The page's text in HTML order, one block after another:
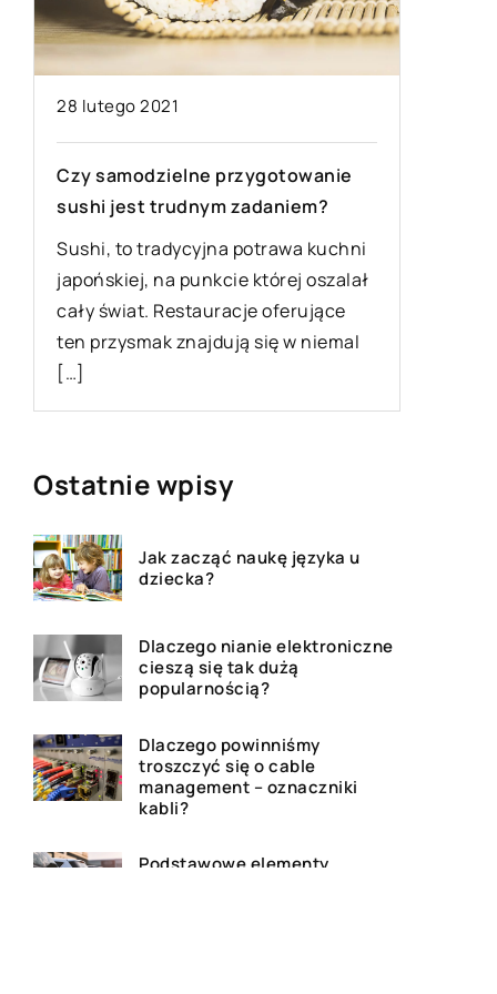
28 lutego 2021
Czy samodzielne przygotowanie
sushi jest trudnym zadaniem?
Sushi, to tradycyjna potrawa kuchni
japońskiej, na punkcie której oszalał
cały świat. Restauracje oferujące
ten przysmak znajdują się w niemal
[…]
Ostatnie wpisy
Jak zacząć naukę języka u
dziecka?
Dlaczego nianie elektroniczne
cieszą się tak dużą
popularnością?
Dlaczego powinniśmy
troszczyć się o cable
management – oznaczniki
kabli?
Podstawowe elementy